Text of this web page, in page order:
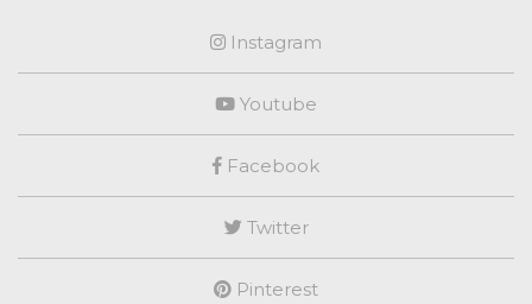
Instagram
Youtube
Facebook
Twitter
Pinterest